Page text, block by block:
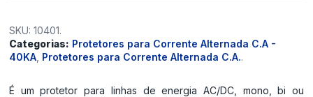
SKU: 10401.
Categorias: Protetores para Corrente Alternada C.A -
40KA Protetores para Corrente Alternada C.A..
É um protetor para linhas de energia AC/DC, mono, bi ou